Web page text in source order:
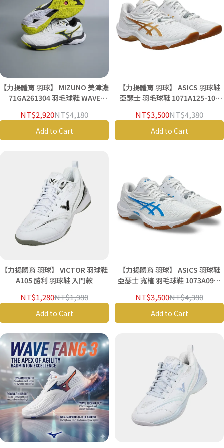
【力揚體育 羽球】 MIZUNO 美津濃
71GA261304 羽毛球鞋 WAVE
NT$2,920NT$4,180
Add to Cart
【力揚體育 羽球】 ASICS 羽球鞋
亞瑟士 羽毛球鞋 1071A125-100
NT$3,500NT$4,380
Add to Cart
【力揚體育 羽球】 VICTOR 羽球鞋
A105 勝利 羽球鞋 入門款
NT$1,280NT$1,980
Add to Cart
【力揚體育 羽球】 ASICS 羽球鞋
亞瑟士 寬楦 羽毛球鞋 1073A094-
NT$3,500NT$4,380
Add to Cart